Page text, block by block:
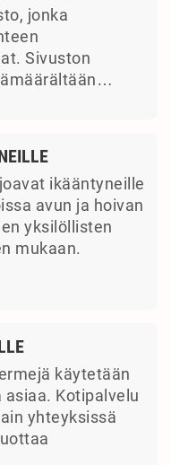
jonka
Sivuston
ikääntyneille
avun ja hoivan
yksilöllisten
mukaan.
käytetään
Kotipalvelu
yhteyksissä